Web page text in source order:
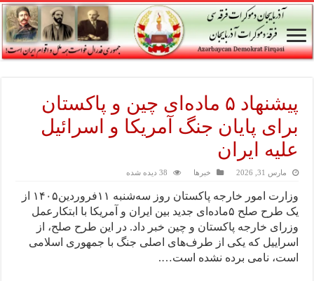
پیشنهاد ۵ ماده‌ای چین و پاکستان
برای پایان جنگ آمریکا و اسرائیل
علیه ایران
مارس 31, 2026 خبرها 38 دیده شده
وزارت امور خارجه پاکستان روز سه‌شنبه ۱۱فروردین۱۴۰۵ از
یک طرح صلح ۵ماده‌ای جدید بین ایران و آمریکا با ابتکارعمل
وزرای خارجه پاکستان و چین خبر داد. در این طرح صلح، از
اسراییل که یکی از طرف‌های اصلی جنگ با جمهوری اسلامی
است، نامی برده نشده است….